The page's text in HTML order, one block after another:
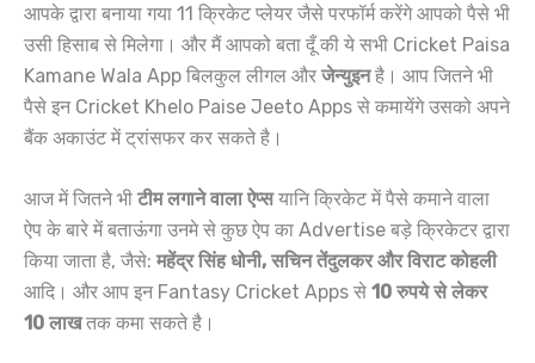
आपके द्वारा बनाया गया 11 क्रिकेट प्लेयर जैसे परफॉर्म करेंगे आपको पैसे भी
उसी हिसाब से मिलेगा। और मैं आपको बता दूँ की ये सभी Cricket Paisa
Kamane Wala App बिलकुल लीगल और जेन्युइनहै। आप जितने भी
पैसे इन Cricket Khelo Paise Jeeto Apps से कमायेंगे उसको अपने
बैंक अकाउंट में ट्रांसफर कर सकते है।
आज में जितने भी टीम लगाने वाला ऐप्सयानि क्रिकेट में पैसे कमाने वाला
ऐप के बारे में बताऊंगा उनमे से कुछ ऐप का Advertise बड़े क्रिकेटर द्वारा
किया जाता है, जैसे: महेंद्र सिंह धोनी, सचिन तेंदुलकर और विराट कोहली
आदि। और आप इन Fantasy Cricket Apps से 10 रुपये से लेकर
10 लाखतक कमा सकते है।